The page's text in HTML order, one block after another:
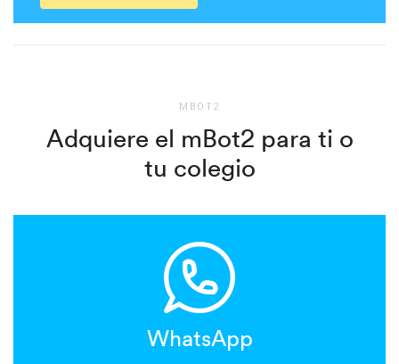
MBOT2
Adquiere el mBot2 para ti o
tu colegio
WhatsApp